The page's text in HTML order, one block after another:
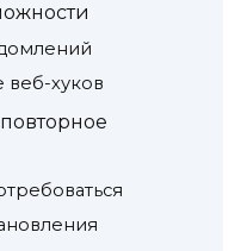
веб-хуков